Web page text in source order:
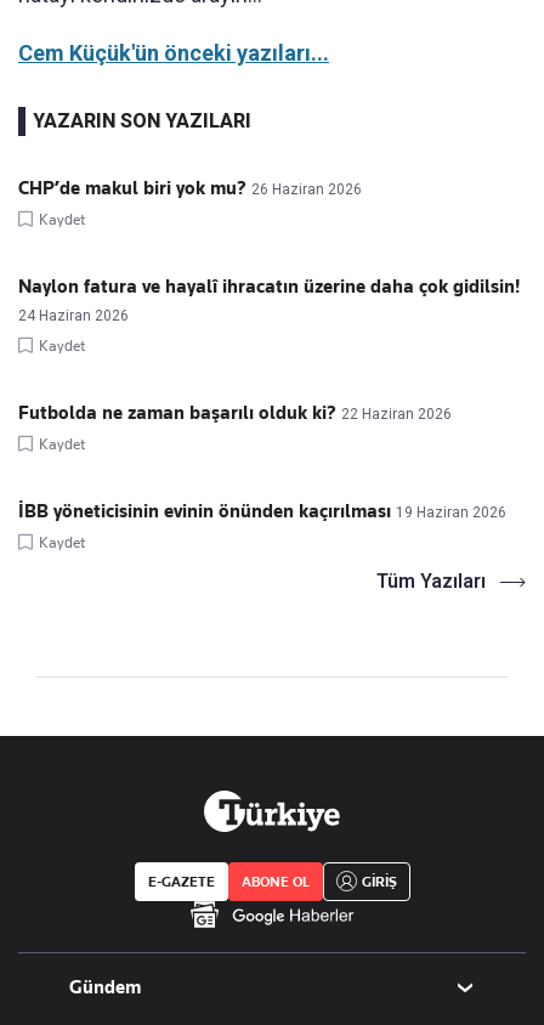
Cem Küçük'ün önceki yazıları...
YAZARIN SON YAZILARI
CHP’de makul biri yok mu? 26 Haziran 2026
Kaydet
Naylon fatura ve hayalî ihracatın üzerine daha çok gidilsin!
24 Haziran 2026
Kaydet
Futbolda ne zaman başarılı olduk ki? 22 Haziran 2026
Kaydet
İBB yöneticisinin evinin önünden kaçırılması 19 Haziran 2026
Kaydet
Tüm Yazıları
E-GAZETE ABONE OL GİRİŞ
Gündem